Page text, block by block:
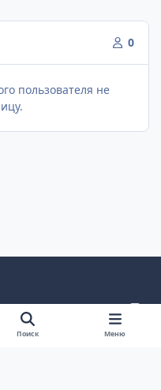
0
пользователя не
v
k
Поиск Меню